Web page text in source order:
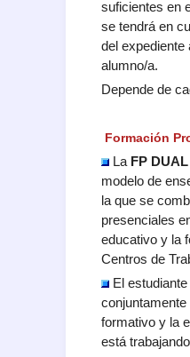
suficientes en
se tendrá en
del expediente
alumno/a.
Depende de
Formación
La FP DUAL
modelo de
la que se
presenciales
educativo y la
Centros de
El
formativo y la
está